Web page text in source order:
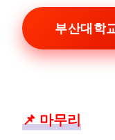
부산대학
📌 마무리